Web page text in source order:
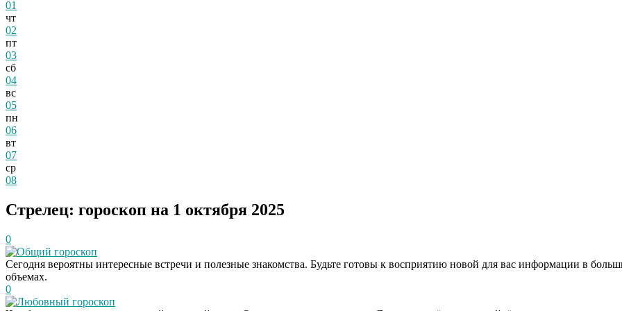
01
чт
02
пт
03
сб
04
вс
05
пн
06
вт
07
ср
08
Стрелец: гороскоп на 1 октября 2025
0
Общий гороскоп
Сегодня вероятны интересные встречи и полезные знакомства. Будьте готовы к восприятию новой для вас информации в
объемах.
0
Любовный гороскоп